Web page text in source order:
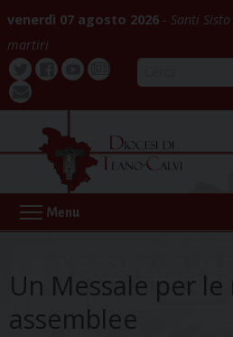
content
venerdì 07 agosto 2026
Santi
martiri
Twitter
Buona
webmail
Menu
Un Messale per
assemblee